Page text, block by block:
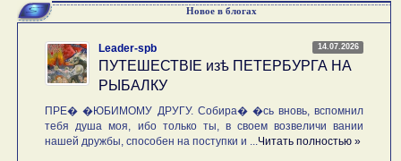
Новое в блогах
14.07.2026
Leader-spb
ПУТЕШЕСТВIE изѣ ПЕТЕРБУРГА НА
РЫБАЛКУ
ПРЕ� �ЮБИМОМУ ДРУГУ. Собира� �сь вновь, вспомнил
тебя душа моя, ибо только ты, в своем возвеличи вании
нашей дружбы, способен на поступки и ...Читать полностью »